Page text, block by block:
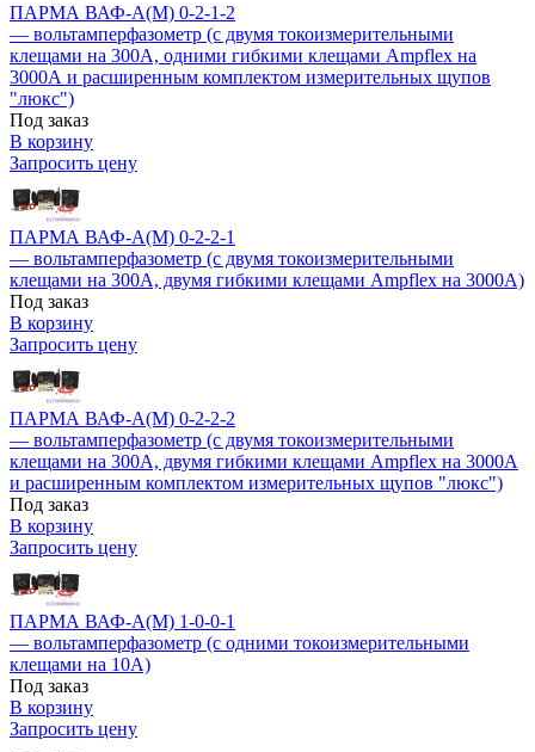
ПАРМА ВАФ-А(М) 0-2-1-2
— вольтамперфазометр (с двумя токоизмерительными
клещами на 300А, одними гибкими клещами Ampflex на
3000А и расширенным комплектом измерительных щупов
"люкс")
Под заказ
В корзину
Запросить цену
ПАРМА ВАФ-А(М) 0-2-2-1
— вольтамперфазометр (с двумя токоизмерительными
клещами на 300А, двумя гибкими клещами Ampflex на 3000А)
Под заказ
В корзину
Запросить цену
ПАРМА ВАФ-А(М) 0-2-2-2
— вольтамперфазометр (с двумя токоизмерительными
клещами на 300А, двумя гибкими клещами Ampflex на 3000А
и расширенным комплектом измерительных щупов "люкс")
Под заказ
В корзину
Запросить цену
ПАРМА ВАФ-А(М) 1-0-0-1
— вольтамперфазометр (с одними токоизмерительными
клещами на 10А)
Под заказ
В корзину
Запросить цену